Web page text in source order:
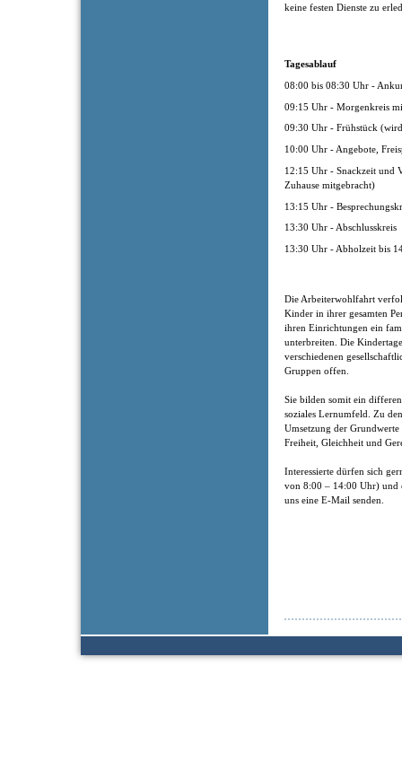
keine festen Dienste zu
Tagesablauf
08:00 bis 08:30 Uhr -
09:15 Uhr - Morgenkreis
09:30 Uhr - Frühstück
10:00 Uhr - Angebote,
12:15 Uhr - Snackzeit und
Zuhause mitgebracht)
13:15 Uhr -
13:30 Uhr - Abschlusskreis
13:30 Uhr - Abholzeit bis
Die Arbeiterwohlfahrt
Kinder in ihrer gesamten
ihren Einrichtungen ein
unterbreiten. Die
verschiedenen
Gruppen offen.
Sie bilden somit ein
soziales Lernumfeld. Zu
Umsetzung der
Freiheit, Gleichheit und
Interessierte dürfen sich
von 8:00 – 14:00 Uhr) und
uns eine E-Mail senden.